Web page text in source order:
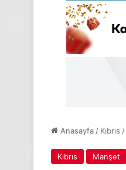
Anasayfa/ Kıbrıs /
Kıbrıs Manşet